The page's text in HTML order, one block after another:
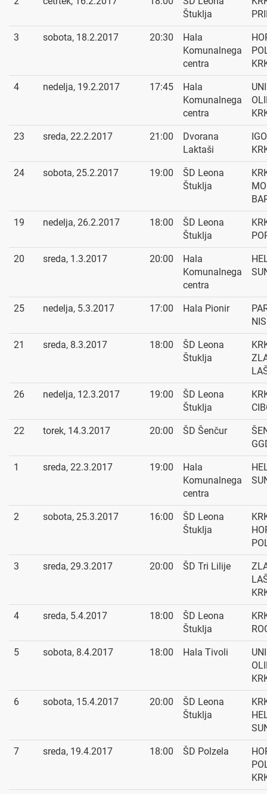
Štuklja
3 sobota, 18.2.2017 20:30
Hala
Komunalnega
centra
4 nedelja, 19.2.2017 17:45
Hala
Komunalnega
centra
23 sreda, 22.2.2017 21:00
Dvorana
Laktaši
24 sobota, 25.2.2017 19:00
ŠD Leona
Štuklja
19 nedelja, 26.2.2017 18:00
ŠD Leona
Štuklja
20 sreda, 1.3.2017 20:00
Hala
Komunalnega
centra
25 nedelja, 5.3.2017 17:00 Hala Pionir
21 sreda, 8.3.2017 18:00
ŠD Leona
Štuklja
26 nedelja, 12.3.2017 19:00
ŠD Leona
Štuklja
22 torek, 14.3.2017 20:00 ŠD Šenčur
1 sreda, 22.3.2017 19:00
Hala
Komunalnega
centra
2 sobota, 25.3.2017 16:00
ŠD Leona
Štuklja
3 sreda, 29.3.2017 20:00 ŠD Tri Lilije
4 sreda, 5.4.2017 18:00
ŠD Leona
Štuklja
5 sobota, 8.4.2017 18:00 Hala Tivoli
6 sobota, 15.4.2017 20:00
ŠD Leona
Štuklja
7 sreda, 19.4.2017 18:00 ŠD Polzela